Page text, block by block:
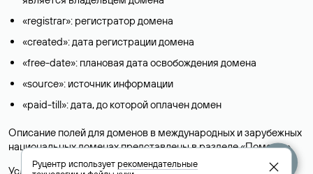
«registrar»: регистратор домена
«created»: дата регистрации домена
«free-date»: плановая дата освобождения домена
«source»: источник информации
«paid-till»: дата, до которой оплачен домен
Описание полей для доменов в международных и зарубежных
национальных доменах представлены в разделе «Помощь».
Условия использования Whois-сервиса
Руцентр используетрекомендательные